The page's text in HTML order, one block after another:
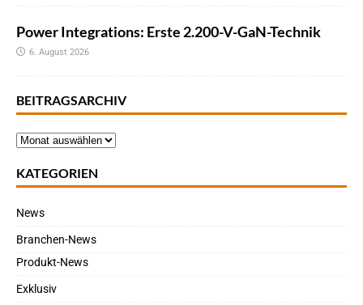
Power Integrations: Erste 2.200-V-GaN-Technik
6. August 2026
BEITRAGSARCHIV
KATEGORIEN
News
Branchen-News
Produkt-News
Exklusiv